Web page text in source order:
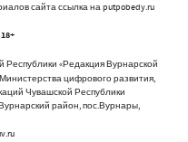
сайта ссылка на putpobedy.ru
18+
«Редакция Вурнарской
цифрового развития,
Чувашской Республики
район, пос.Вурнары,